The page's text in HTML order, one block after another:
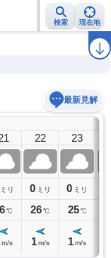
検索 現在地
ラ
最新見解
ミリ
℃
m/s
22
0 ミリ
26℃
1 m/s
23
0 ミリ
25 ℃
1m/s